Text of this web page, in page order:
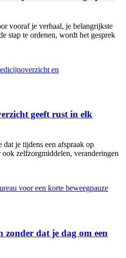
vooraf je verhaal, je belangrijkste
stap te ordenen, wordt het gesprek
geeft rust in elk
je tijdens een afspraak op
ook zelfzorgmiddelen, veranderingen
zonder dat je dag om een